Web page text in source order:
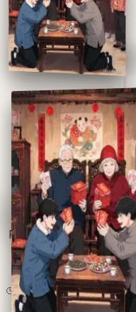
Full
3lượt đọc· 10chương